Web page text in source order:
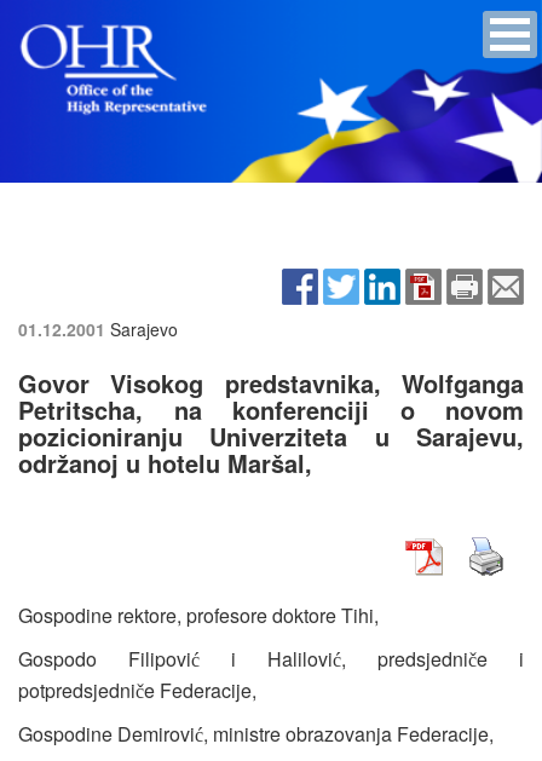
01.12.2001 Sarajevo
Govor Visokog predstavnika, Wolfganga
Petritscha, na konferenciji o novom
pozicioniranju Univerziteta u Sarajevu,
održanoj u hotelu Maršal,
Gospodine rektore, profesore doktore Tihi,
Gospodo Filipović i Halilović, predsjedniče i
potpredsjedniče Federacije,
Gospodine Demirović, ministre obrazovanja Federacije,